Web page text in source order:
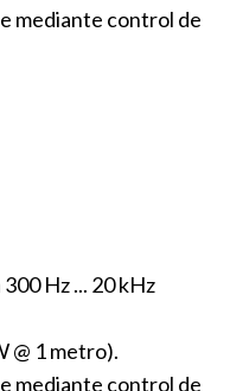
mediante control de
Hz ... 20 kHz
@ 1 metro).
mediante control de